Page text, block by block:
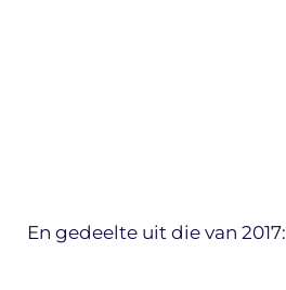
En gedeelte uit die van 2017: